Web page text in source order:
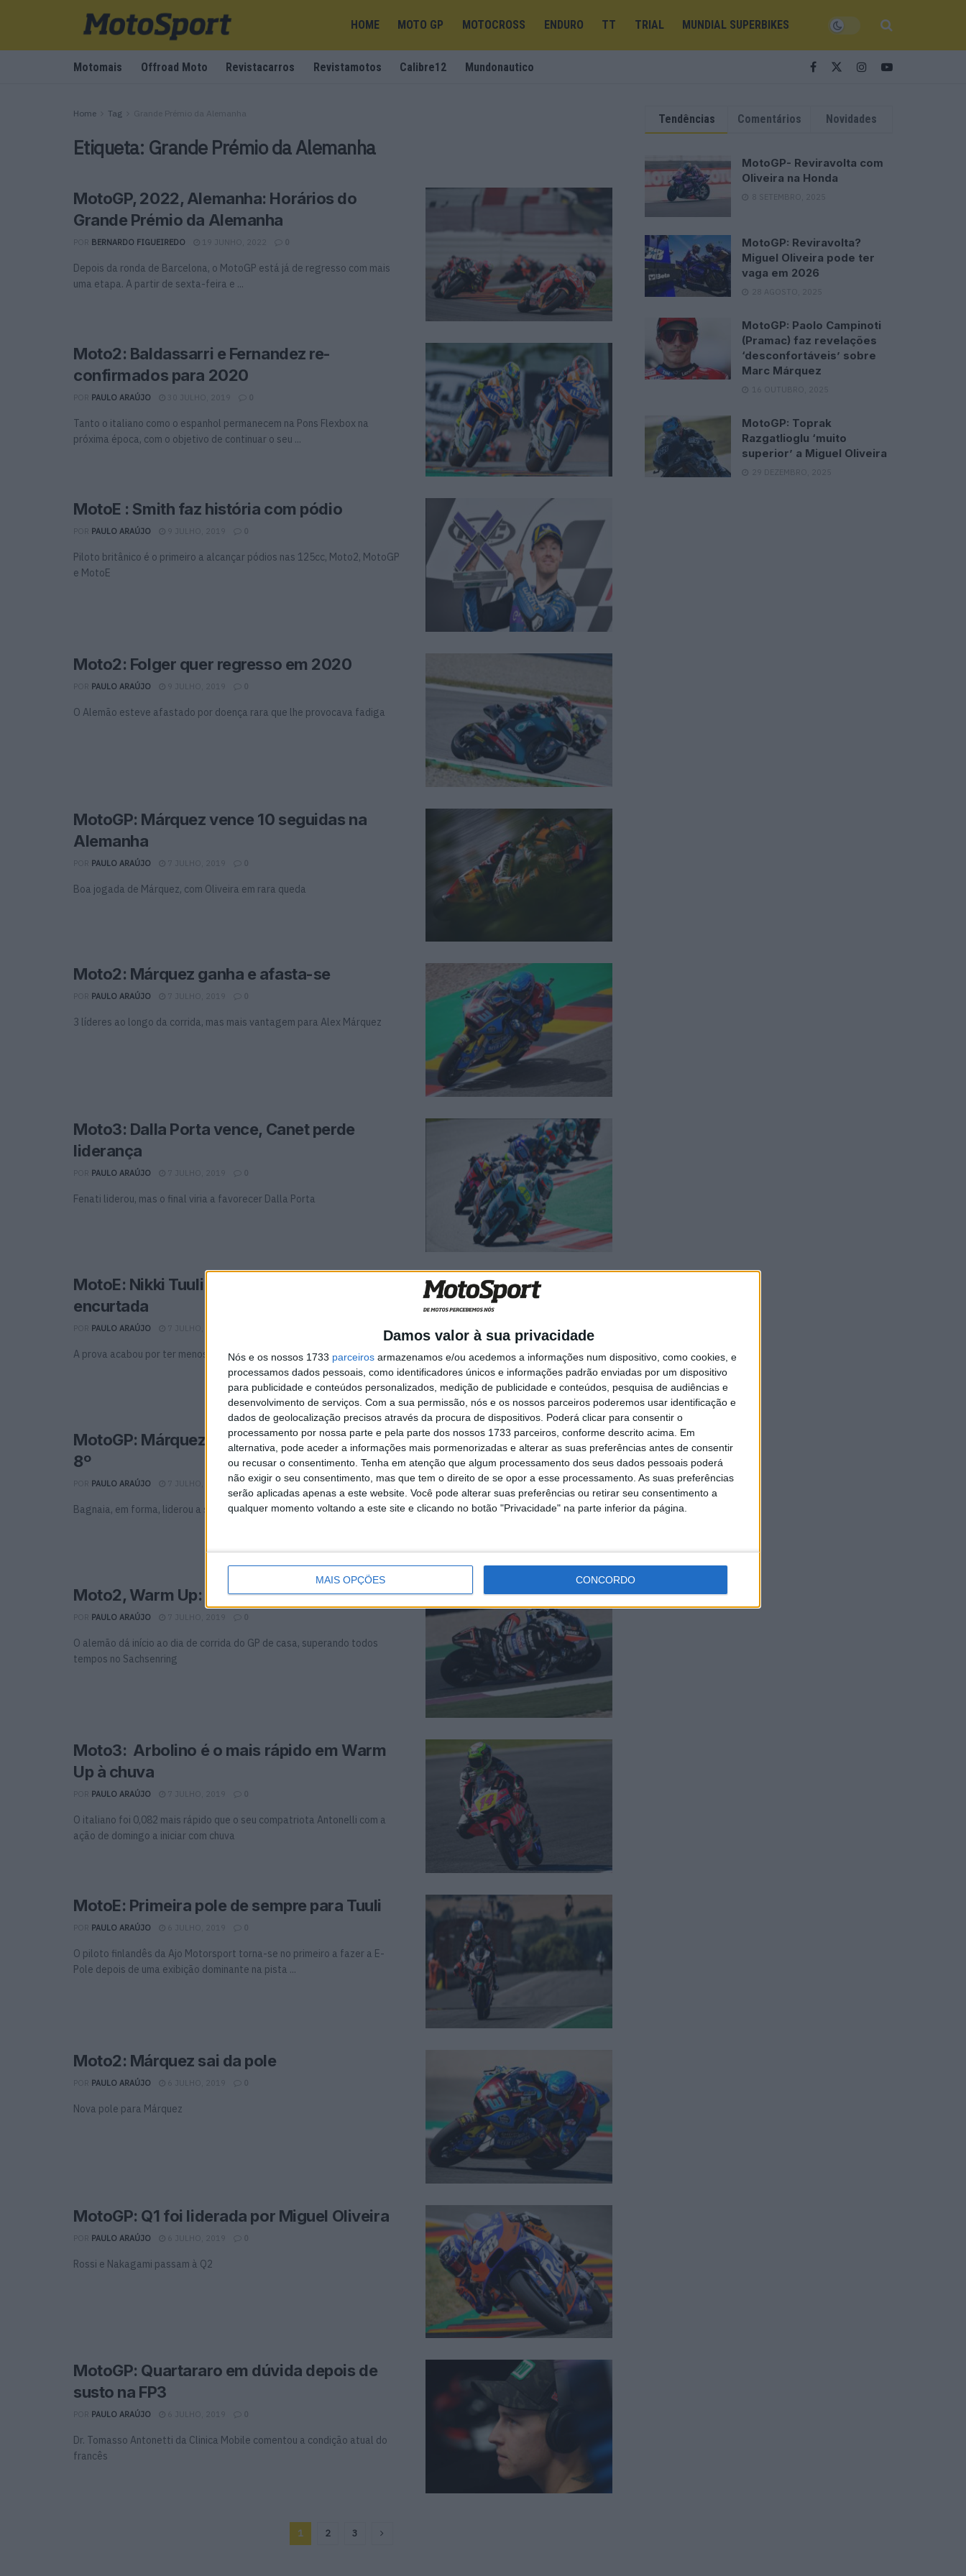
Damos valor à sua privacidade
Nós e os nossos 1733 parceiros armazenamos e/ou acedemos a informações num dispositivo, como cookies, e
processamos dados pessoais, como identificadores únicos e informações padrão enviadas por um dispositivo
para publicidade e conteúdos personalizados, medição de publicidade e conteúdos, pesquisa de audiências e
desenvolvimento de serviços. Com a sua permissão, nós e os nossos parceiros poderemos usar identificação e
dados de geolocalização precisos através da procura de dispositivos. Poderá clicar para consentir o
processamento por nossa parte e pela parte dos nossos 1733 parceiros, conforme descrito acima. Em
alternativa, pode aceder a informações mais pormenorizadas e alterar as suas preferências antes de consentir
ou recusar o consentimento. Tenha em atenção que algum processamento dos seus dados pessoais poderá
não exigir o seu consentimento, mas que tem o direito de se opor a esse processamento. As suas preferências
serão aplicadas apenas a este website. Você pode alterar suas preferências ou retirar seu consentimento a
qualquer momento voltando a este site e clicando no botão "Privacidade" na parte inferior da página.
MAIS OPÇÕES CONCORDO
HOME MOTO GP MOTOCROSS ENDURO TT TRIAL MUNDIAL SUPERBIKES
Motomais Offroad Moto Revistacarros Revistamotos Calibre12 Mundonautico
Home Tag Grande Prémio da Alemanha
Etiqueta: Grande Prémio da Alemanha
MotoGP, 2022, Alemanha: Horários do
Grande Prémio da Alemanha
BERNARDO FIGUEIREDO 19 JUNHO, 2022 0
Depois da ronda de Barcelona, o MotoGP está já de regresso com mais
uma etapa. A partir de sexta-feira e ...
Moto2: Baldassarri e Fernandez re-
confirmados para 2020
PAULO ARAÚJO 30 JULHO, 2019 0
Tanto o italiano como o espanhol permanecem na Pons Flexbox na
próxima época, com o objetivo de continuar o seu ...
MotoE : Smith faz história com pódio
PAULO ARAÚJO 9 JULHO, 2019 0
Piloto britânico é o primeiro a alcançar pódios nas 125cc, Moto2, MotoGP
e MotoE
Moto2: Folger quer regresso em 2020
PAULO ARAÚJO 9 JULHO, 2019 0
O Alemão esteve afastado por doença rara que lhe provocava fadiga
MotoGP: Márquez vence 10 seguidas na
Alemanha
PAULO ARAÚJO 7 JULHO, 2019 0
Boa jogada de Márquez, com Oliveira em rara queda
Moto2: Márquez ganha e afasta-se
PAULO ARAÚJO 7 JULHO, 2019 0
3 líderes ao longo da corrida, mas mais vantagem para Alex Márquez
Moto3: Dalla Porta vence, Canet perde
liderança
PAULO ARAÚJO 7 JULHO, 2019 0
Fenati liderou, mas o final viria a favorecer Dalla Porta
MotoE: Nikki Tuuli vence primeira Elétrica
encurtada
PAULO ARAÚJO 7 JULHO, 2019
A prova acabou por ter menos 3 voltas devido a uma queda
MotoGP: Márquez domina Warm Up, Oliveira
8º
PAULO ARAÚJO 7 JULHO, 2019 0
Bagnaia, em forma, liderou a sessão até 4 minutos do final
Moto2, Warm Up: Schrötter o mais rápido
PAULO ARAÚJO 7 JULHO, 2019 0
O alemão dá início ao dia de corrida do GP de casa, superando todos
tempos no Sachsenring
Moto3: Arbolino é o mais rápido em Warm
Up à chuva
PAULO ARAÚJO 7 JULHO, 2019 0
O italiano foi 0,082 mais rápido que o seu compatriota Antonelli com a
ação de domingo a iniciar com chuva
MotoE: Primeira pole de sempre para Tuuli
PAULO ARAÚJO 6 JULHO, 2019 0
O piloto finlandês da Ajo Motorsport torna-se no primeiro a fazer a E-
Pole depois de uma exibição dominante na pista ...
Moto2: Márquez sai da pole
PAULO ARAÚJO 6 JULHO, 2019 0
Nova pole para Márquez
MotoGP: Q1 foi liderada por Miguel Oliveira
PAULO ARAÚJO 6 JULHO, 2019 0
Rossi e Nakagami passam à Q2
MotoGP: Quartararo em dúvida depois de
susto na FP3
PAULO ARAÚJO 6 JULHO, 2019 0
Dr. Tomasso Antonetti da Clinica Mobile comentou a condição atual do
francês
1 2 3
Tendências Comentários Novidades
MotoGP- Reviravolta com
Oliveira na Honda
8 SETEMBRO, 2025
MotoGP: Reviravolta?
Miguel Oliveira pode ter
vaga em 2026
28 AGOSTO, 2025
MotoGP: Paolo Campinoti
(Pramac) faz revelações
‘desconfortáveis’ sobre
Marc Márquez
16 OUTUBRO, 2025
MotoGP: Toprak
Razgatlioglu ‘muito
superior’ a Miguel Oliveira